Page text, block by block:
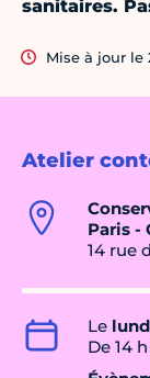
Atelier
Paris -
14 rue
Le
De 14
sanitaires.
Mise à jour le